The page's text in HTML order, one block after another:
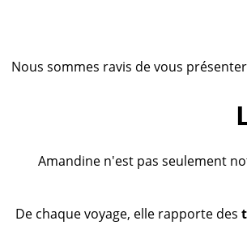
Nous sommes ravis de vous
Amandine n'est pas seulement
De chaque voyage, elle rapporte des